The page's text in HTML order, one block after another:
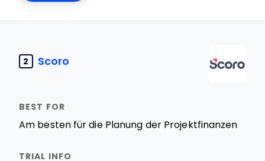
2 Scoro
Am besten für die Planung der Projektfinanzen